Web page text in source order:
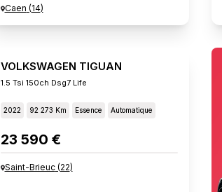
Caen (14)
VOLKSWAGEN TIGUAN
1.5 Tsi 150ch Dsg7 Life
2022 92 273 Km Essence Automatique
23 590 €
Saint-Brieuc(22)